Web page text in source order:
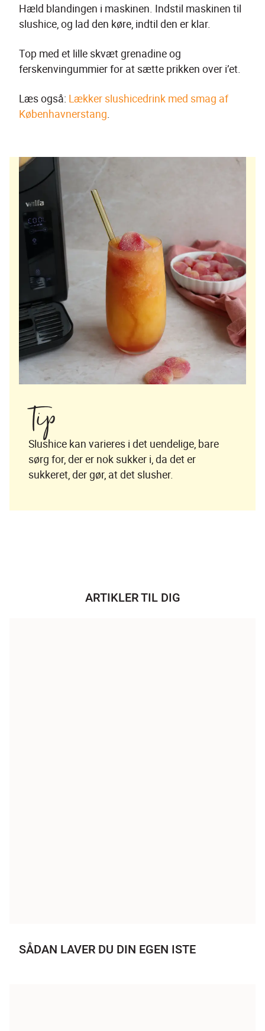
Hæld blandingen i maskinen. Indstil maskinen til
slushice, og lad den køre, indtil den er klar.
Top med et lille skvæt grenadine og
ferskenvingummier for at sætte prikken over i’et.
Læs også: Lækker slushicedrink med smag af
Københavnerstang
Tip
Slushice kan varieres i det uendelige, bare
sørg for, der er nok sukker i, da det er
sukkeret, der gør, at det slusher.
ARTIKLER TIL DIG
SÅDAN LAVER DU DIN EGEN ISTE